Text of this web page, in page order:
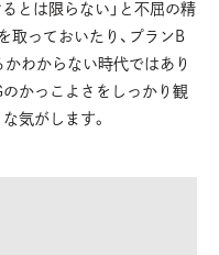
とは限らない」と不屈の精
取っておいたり、プランB
わからない時代ではあり
のかっこよさをしっかり観
気がします。